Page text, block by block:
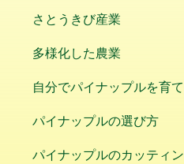
さとうきび産業
多様化した農業
自分でパイナップルを育
パイナップルの選び方
パイナップルのカッティ